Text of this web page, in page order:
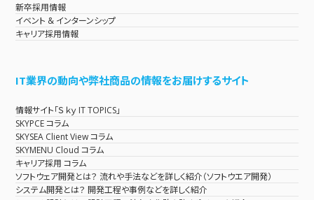
新卒採用情報
イベント & インターンシップ
キャリア採用情報
IT業界の動向や弊社商品の情報をお届けするサイト
情報サイト「Ｓｋｙ IT TOPICS」
SKYPCE コラム
SKYSEA Client View コラム
SKYMENU Cloud コラム
キャリア採用 コラム
ソフトウェア開発とは？ 流れや手法などを詳しく紹介（ソフトウエア開発）
システム開発とは？ 開発工程や事例などを詳しく紹介